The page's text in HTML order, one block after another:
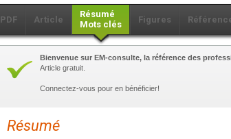
PDF Article
Résumé
Mots clés
Figures
Bienvenue sur EM-consulte, la référence des
Article gratuit.
Connectez-vous pour en bénéficier!
Résumé